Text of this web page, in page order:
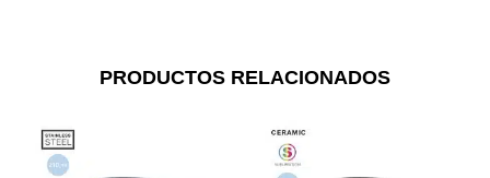
PRODUCTOS RELACIONADOS